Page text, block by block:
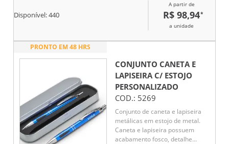
Disponível:440
A partir de
R$ 98,94*
a unidade
PRONTO EM 48 HRS
CONJUNTO CANETA E
LAPISEIRA C/ ESTOJO
PERSONALIZADO
COD.: 5269
Conjunto de caneta e lapiseira
metálicas em estojo de metal.
Caneta e lapiseira possuem
acabamento fosco, detalhe